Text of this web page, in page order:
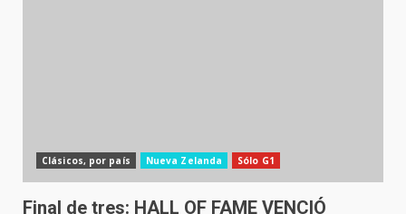
Clásicos, por país Nueva Zelanda Sólo G1
Final de tres: HALL OF FAME VENCIÓ